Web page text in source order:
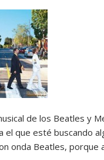
de los Beatles y
que esté buscando
onda Beatles, porque